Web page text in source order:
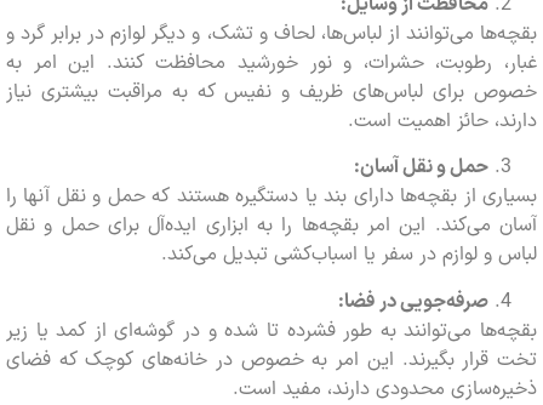
می‌توانند از لباس‌ها، لحاف و تشک، و دیگر لوازم در برابر گرد و
رطوبت، حشرات، و نور خورشید محافظت کنند. این امر به
برای لباس‌های ظریف و نفیس که به مراقبت بیشتری نیاز
حائز اهمیت است.
حمل و نقل آسان:
از بقچه‌ها دارای بند یا دستگیره هستند که حمل و نقل آنها را
می‌کند. این امر بقچه‌ها را به ابزاری ایده‌آل برای حمل و نقل
و لوازم در سفر یا اسباب‌کشی تبدیل می‌کند.
صرفه‌جویی در فضا:
می‌توانند به طور فشرده تا شده و در گوشه‌ای از کمد یا زیر
بگیرند. این امر به خصوص در خانه‌های کوچک که فضای
محدودی دارند، مفید است.